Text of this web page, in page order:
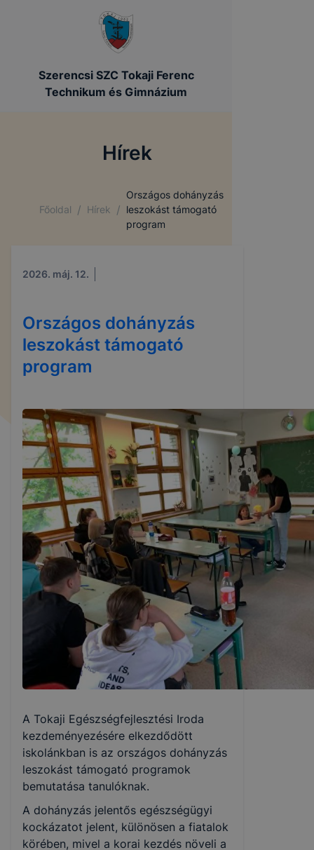
Szerencsi SZC Tokaji Ferenc
Technikum és Gimnázium
Hírek
Főoldal / Hírek /
Országos dohányzás
leszokást támogató
program
2026. máj. 12.
Országos dohányzás
leszokást támogató
program
A Tokaji Egészségfejlesztési Iroda
kezdeményezésére elkezdődött
iskolánkban is az országos dohányzás
leszokást támogató programok
bemutatása tanulóknak.
A dohányzás jelentős egészségügyi
kockázatot jelent, különösen a fiatalok
körében, mivel a korai kezdés növeli a